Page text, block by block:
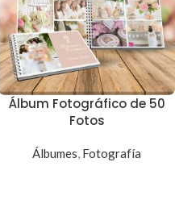
Álbum Fotográfico de 50
Fotos
Álbumes, Fotografía